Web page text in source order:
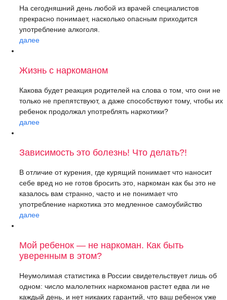
На сегодняшний день любой из врачей специалистов
прекрасно понимает, насколько опасным приходится
употребление алкоголя.
далее
Жизнь с наркоманом
Какова будет реакция родителей на слова о том, что они не
только не препятствуют, а даже способствуют тому, чтобы их
ребенок продолжал употреблять наркотики?
далее
Зависимость это болезнь! Что делать?!
В отличие от курения, где курящий понимает что наносит
себе вред но не готов бросить это, наркоман как бы это не
казалось вам странно, часто и не понимает что
употребление наркотика это медленное самоубийство
далее
Мой ребенок — не наркоман. Как быть
уверенным в этом?
Неумолимая статистика в России свидетельствует лишь об
одном: число малолетних наркоманов растет едва ли не
каждый день, и нет никаких гарантий, что ваш ребенок уже